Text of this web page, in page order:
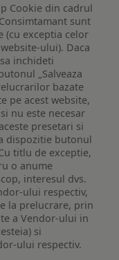
Cookie din cadrul
sunt
(cu exceptia celor
ului). Daca
inchideti
„Salveaza
bazate
pe acest website,
nu este necesar
presetari si
dispozitie butonul
titlu de exceptie,
o anume
interesul dvs.
ului respectiv,
la prelucrare, prin
a Vendor-ului in
si
ului respectiv.